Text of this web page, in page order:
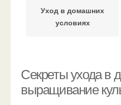
Уход в домашних
условиях
Секреты ухода в
выращивание